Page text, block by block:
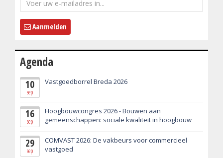
Aanmelden
Agenda
10
sep
Vastgoedborrel Breda 2026
16
sep
Hoogbouwcongres 2026 - Bouwen aan
gemeenschappen: sociale kwaliteit in hoogbouw
29
sep
COMVAST 2026: De vakbeurs voor commercieel
vastgoed